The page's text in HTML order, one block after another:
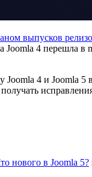
выпусков
Joomla 4 перешла
4 и Joomla 5
нового в Joomla 5?